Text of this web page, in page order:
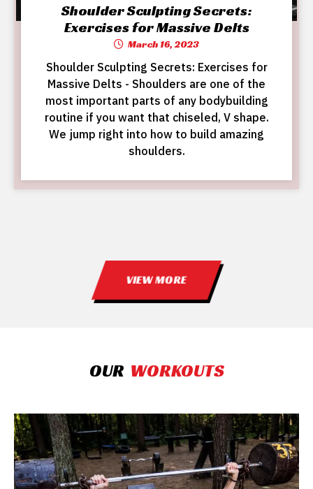
Shoulder Sculpting Secrets:
Exercises for Massive Delts
March 16, 2023
Shoulder Sculpting Secrets: Exercises for
Massive Delts - Shoulders are one of the
most important parts of any bodybuilding
routine if you want that chiseled, V shape.
We jump right into how to build amazing
shoulders.
VIEW MORE
OUR WORKOUTS